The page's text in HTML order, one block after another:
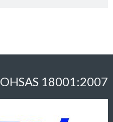
OHSAS 18001:2007